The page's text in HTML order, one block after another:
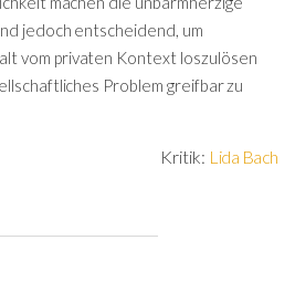
jedoch entscheidend, um
vom privaten Kontext loszulösen
Problem greifbar zu
Kritik: Lida Bach